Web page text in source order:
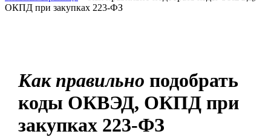
ОКПД при закупках 223-ФЗ
Как правильно подобрать
коды ОКВЭД, ОКПД при
закупках 223-ФЗ